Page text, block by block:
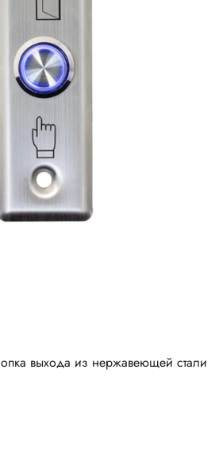
выxoдa из нepжaвeющeй cтaли